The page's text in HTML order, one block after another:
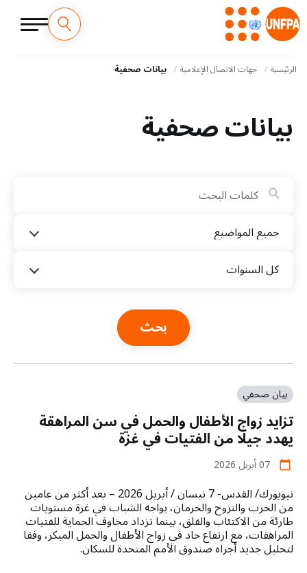
إلى
M
الرئيسية جهات الاتصال الإعلامية بيانات صحفية
بيانات صحفية
جميع المواضيع
كل السنوات
بيان صحفي
تزايد زواج الأطفال والحمل في سن المراهقة
يهدد جيلا من الفتيات في غزة
calendar_today 07 أبريل 2026
نيويورك/ القدس- 7 نيسان / أبريل 2026 – بعد أكثر من عامين
من الحرب والنزوح والحرمان، يواجه الشباب في غزة مستويات
طارئة من الاكتئاب والقلق، بينما تزداد مخاوف الحماية للفتيات
المراهقات، مع ارتفاع حاد في زواج الأطفال والحمل المبكر، وفقا
لتحليل جديد أجراه صندوق الأمم المتحدة للسكان.